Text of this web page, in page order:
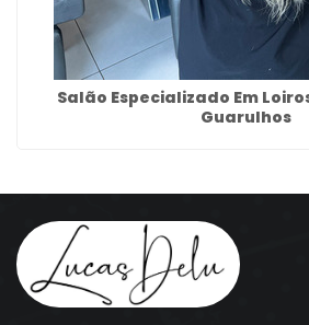
Salão Especializado Em
Guarulhos